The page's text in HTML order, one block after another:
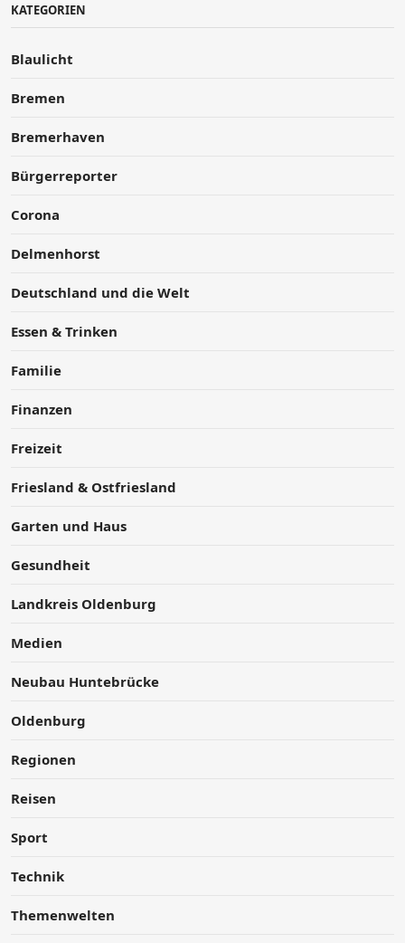
KATEGORIEN
Blaulicht
Bremen
Bremerhaven
Bürgerreporter
Corona
Delmenhorst
Deutschland und die Welt
Essen & Trinken
Familie
Finanzen
Freizeit
Friesland & Ostfriesland
Garten und Haus
Gesundheit
Landkreis Oldenburg
Medien
Neubau Huntebrücke
Oldenburg
Regionen
Reisen
Sport
Technik
Themenwelten